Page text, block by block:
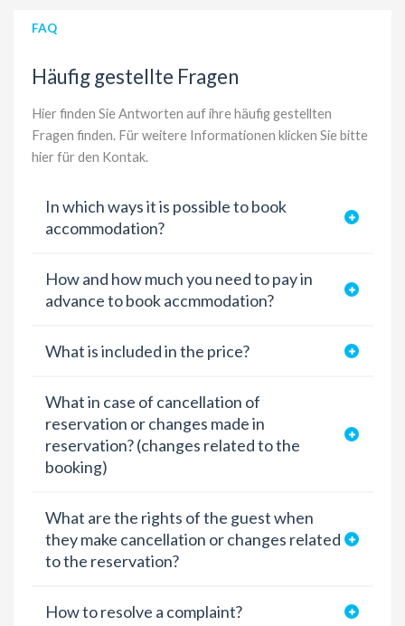
FAQ
Häufig gestellte Fragen
Hier finden Sie Antworten auf ihre häufig gestellten
Fragen finden. Für weitere Informationen klicken Sie bitte
hier für den Kontak.
In which ways it is possible to book
accommodation?
How and how much you need to pay in
advance to book accmmodation?
What is included in the price?
What in case of cancellation of
reservation or changes made in
reservation? (changes related to the
booking)
What are the rights of the guest when
they make cancellation or changes related
to the reservation?
How to resolve a complaint?